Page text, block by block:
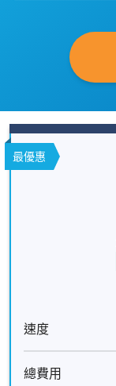
最優惠